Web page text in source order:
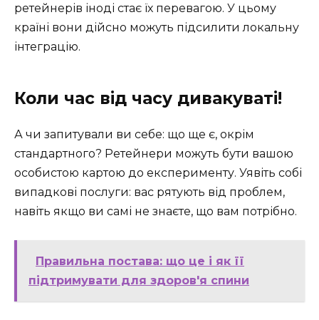
ретейнерів іноді стає їх перевагою. У цьому
країні вони дійсно можуть підсилити локальну
інтеграцію.
Коли час від часу дивакуваті!
А чи запитували ви себе: що ще є, окрім
стандартного? Ретейнери можуть бути вашою
особистою картою до експерименту. Уявіть собі
випадкові послуги: вас рятують від проблем,
навіть якщо ви самі не знаєте, що вам потрібно.
Правильна постава: що це і як її
підтримувати для здоров'я спини